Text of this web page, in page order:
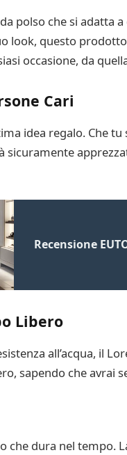
polso che si adatta
questo
occasione, da
Cari
idea regalo. Che
Recensione
Libero
all’acqua, il
sapendo che avrai
che dura nel